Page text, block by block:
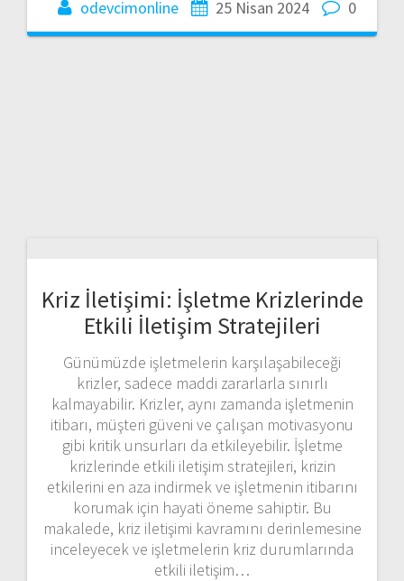
odevcimonline 25 Nisan 2024 0
Kriz İletişimi: İşletme Krizlerinde
Etkili İletişim Stratejileri
Günümüzde işletmelerin karşılaşabileceği
krizler, sadece maddi zararlarla sınırlı
kalmayabilir. Krizler, aynı zamanda işletmenin
itibarı, müşteri güveni ve çalışan motivasyonu
gibi kritik unsurları da etkileyebilir. İşletme
krizlerinde etkili iletişim stratejileri, krizin
etkilerini en aza indirmek ve işletmenin itibarını
korumak için hayati öneme sahiptir. Bu
makalede, kriz iletişimi kavramını derinlemesine
inceleyecek ve işletmelerin kriz durumlarında
etkili iletişim…